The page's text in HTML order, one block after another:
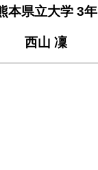
本県立大学 3年
西山 凜